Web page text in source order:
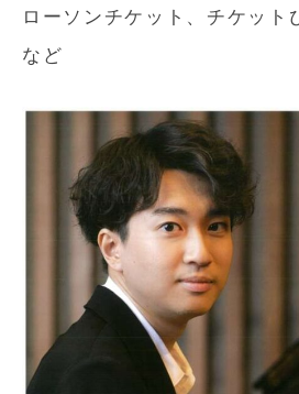
ローソンチケット、チケット
など